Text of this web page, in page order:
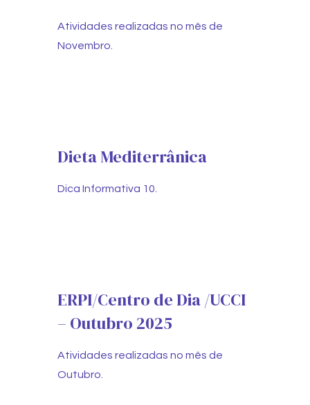
Atividades realizadas no mês de
Novembro.
Dieta Mediterrânica
Dica Informativa 10.
ERPI/Centro de Dia /UCCI
– Outubro 2025
Atividades realizadas no mês de
Outubro.